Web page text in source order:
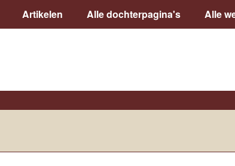
Artikelen Alle dochterpagina's Alle